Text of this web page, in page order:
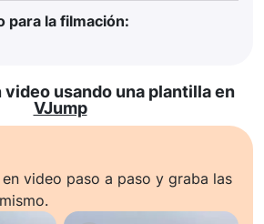
para la filmación:
video usando una plantilla en
VJump
video paso a paso y graba las